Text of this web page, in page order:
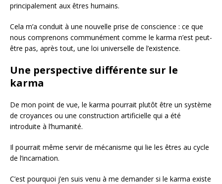
principalement aux êtres humains.
Cela m’a conduit à une nouvelle prise de conscience : ce que
nous comprenons communément comme le karma n’est peut-
être pas, après tout, une loi universelle de l’existence.
Une perspective différente sur le
karma
De mon point de vue, le karma pourrait plutôt être un système
de croyances ou une construction artificielle qui a été
introduite à l’humanité.
Il pourrait même servir de mécanisme qui lie les êtres au cycle
de l’incarnation.
C’est pourquoi j’en suis venu à me demander si le karma existe